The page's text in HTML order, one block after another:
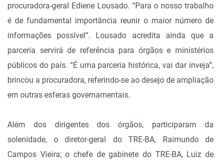
procuradora-geral Ediene Lousado. “Para o nosso trabalho
é de fundamental importância reunir o maior número de
informações possível”. Lousado acredita ainda que a
parceria servirá de referência para órgãos e ministérios
públicos do país. “É uma parceria histórica, vai dar inveja”,
brincou a procuradora, referindo-se ao desejo de ampliação
em outras esferas governamentais.
Além dos dirigentes dos órgãos, participaram da
solenidade, o diretor-geral do TRE-BA, Raimundo de
Campos Vieira; o chefe de gabinete do TRE-BA, Luiz de